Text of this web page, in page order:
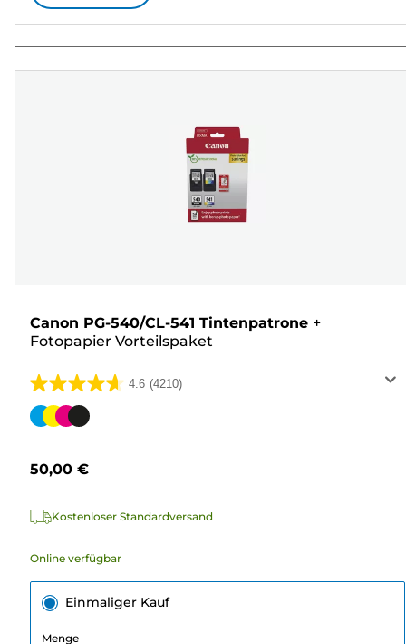
Canon PG-540/CL-541 Tintenpatrone +
Fotopapier Vorteilspaket
4.6 (4210)
4.6
von
4210
Farbpatrone
50,00 €
Kostenloser Standardversand
Online verfügbar
Einmaliger Kauf
Menge